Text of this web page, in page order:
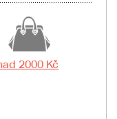
2000 Kč